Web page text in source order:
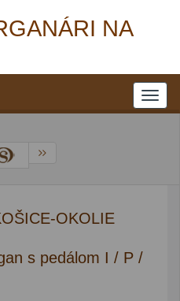
NA
OKOLIE
s pedálom I / P /